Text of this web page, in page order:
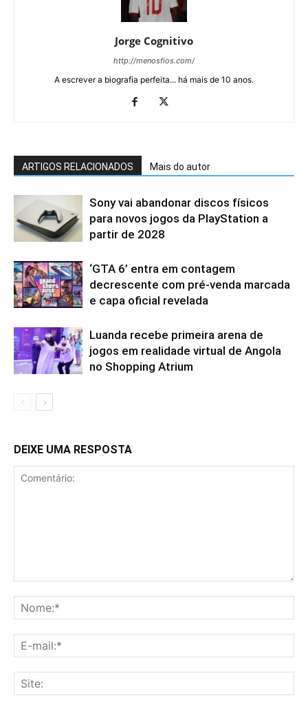
Jorge Cognitivo
http://menosfios.com/
A escrever a biografia perfeita... há mais de 10 anos.
ARTIGOS RELACIONADOS Mais do autor
Sony vai abandonar discos físicos
para novos jogos da PlayStation a
partir de 2028
‘GTA 6’ entra em contagem
decrescente com pré-venda marcada
e capa oficial revelada
Luanda recebe primeira arena de
jogos em realidade virtual de Angola
no Shopping Atrium
DEIXE UMA RESPOSTA